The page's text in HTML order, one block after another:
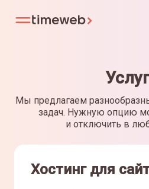
Мы предлагаем
задач. Нужную опцию
и отключить в
Хостинг для